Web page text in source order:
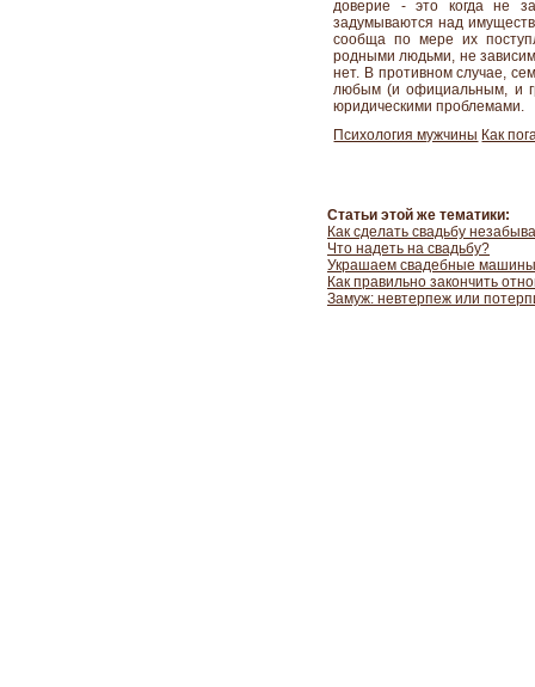
доверие - это когда не
задумываются над
сообща по мере их
родными людьми, не
нет. В противном случае,
любым (и официальным, и
юридическими проблемами.
Психология мужчины Как
Статьи этой же тематики:
Как сделать свадьбу
Что надеть на свадьбу?
Украшаем свадебные машины
Как правильно закончить
Замуж: невтерпеж или